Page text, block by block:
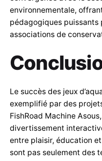
environnementale,
pédagogiques puissants
associations de
Le succès des jeux
exemplifié par des
FishRoad Machine
divertissement
entre plaisir, éducation
sont pas seulement des